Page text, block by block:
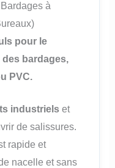
à
pour le
bardages,
PVC.
industrielset
de salissures.
rapide et
nacelle et sans